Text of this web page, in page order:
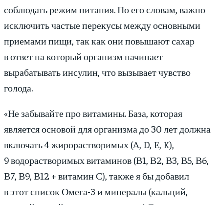
соблюдать режим питания. По его словам, важно
исключить частые перекусы между основными
приемами пищи, так как они повышают сахар
в ответ на который организм начинает
вырабатывать инсулин, что вызывает чувство
голода.
«Не забывайте про витамины. База, которая
является основой для организма до 30 лет должна
включать 4 жирорастворимых (A, D, E, K),
9 водорастворимых витаминов (В1, В2, В3, В5, В6,
В7, В9, В12 + витамин С), также я бы добавил
в этот список Омега-3 и минералы (кальций,